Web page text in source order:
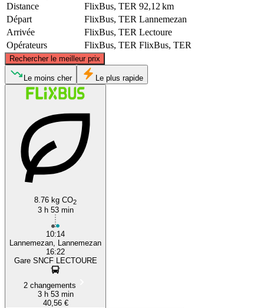
Distance
FlixBus, TER 92,12 km
Départ
FlixBus, TER Lannemezan
Arrivée
FlixBus, TER Lectoure
Opérateurs
FlixBus, TER FlixBus, TER
Rechercher le meilleur prix
Lectoure
©CARTO, © OpenStreetMap
Le moins cher Le plus rapide
8.76 kg CO2
3 h 53 min
10:14
Lannemezan, Lannemezan
16:22
Gare SNCF LECTOURE
2 changements
3 h 53 min
40,56 €